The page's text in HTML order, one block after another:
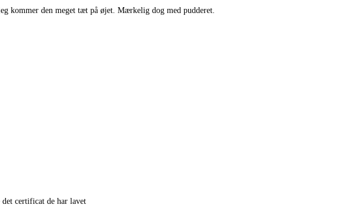
kommer den meget tæt på øjet. Mærkelig dog med pudderet.
certificat de har lavet